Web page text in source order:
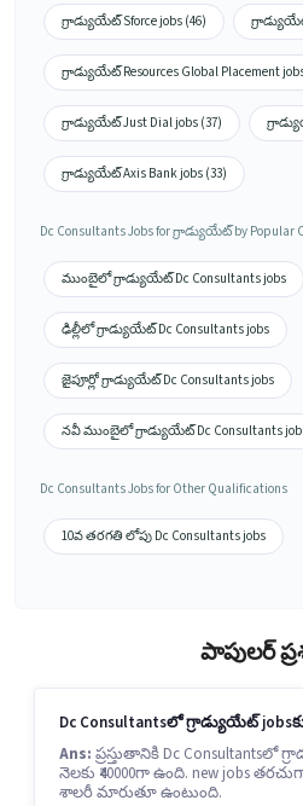
గ్రాడ్యుయేట్ Sforce jobs (46)
గ్రాడ్యుయేట్ Resources Global Placement
గ్రాడ్యుయేట్ Just Dial jobs (37)
గ్రాడ్యుయేట్ Axis Bank jobs (33)
Dc Consultants Jobs for గ్రాడ్యుయేట్ by Popular
ముంబైలో గ్రాడ్యుయేట్ Dc Consultants jobs
ఢిల్లీలో గ్రాడ్యుయేట్ Dc Consultants jobs
జైపూర్లో గ్రాడ్యుయేట్ Dc Consultants jobs
నవీ ముంబైలో గ్రాడ్యుయేట్ Dc Consultants
Dc Consultants Jobs for Other Qualifications
10వ తరగతి లోపు Dc Consultants jobs
పాపులర్
Dc Consultantsలో గ్రాడ్యుయేట్
Ans: ప్రస్తుతానికి Dc Consultantsలో
నెలకు ₹40000గా ఉంది. new jobs
శాలరీ మారుతూ ఉంటుంది.